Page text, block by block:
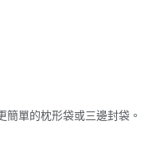
單的枕形袋或三邊封袋。